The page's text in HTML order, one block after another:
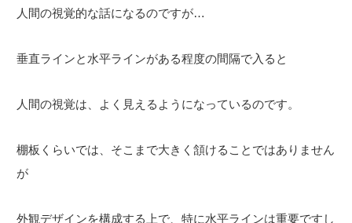
人間の視覚的な話になるのですが…
垂直ラインと水平ラインがある程度の間隔で入ると
人間の視覚は、よく見えるようになっているのです。
棚板くらいでは、そこまで大きく頷けることではありません
が
外観デザインを構成する上で、特に水平ラインは重要ですし